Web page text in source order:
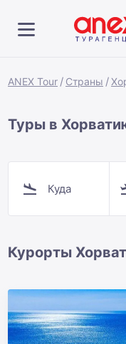
ANEX Tour Страны
Туры в
Куда
Курорты